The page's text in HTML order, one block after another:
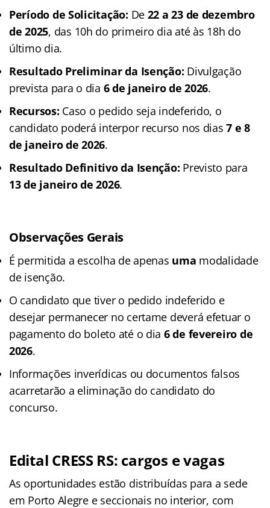
Período de Solicitação: De 22 a 23 de dezembro
de 2025, das 10h do primeiro dia até às 18h do
último dia.
Resultado Preliminar da Isenção: Divulgação
prevista para o dia 6 de janeiro de 2026.
Recursos: Caso o pedido seja indeferido, o
candidato poderá interpor recurso nos dias7 e 8
de janeiro de 2026.
Resultado Definitivo da Isenção: Previsto para
13 de janeiro de 2026.
Observações Gerais
É permitida a escolha de apenas uma modalidade
de isenção.
O candidato que tiver o pedido indeferido e
desejar permanecer no certame deverá efetuar o
pagamento do boleto até o dia 6 de fevereiro de
2026.
Informações inverídicas ou documentos falsos
acarretarão a eliminação do candidato do
concurso.
Edital CRESS RS: cargos e vagas
As oportunidades estão distribuídas para a sede
em Porto Alegre e seccionais no interior, com